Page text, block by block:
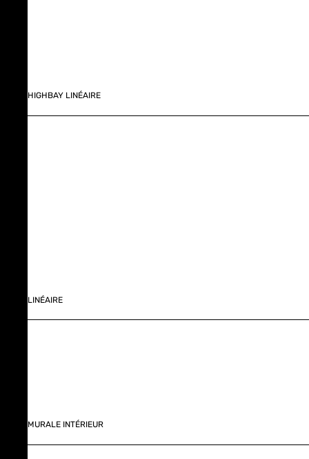
HIGHBAY LINÉAIRE
LINÉAIRE
MURALE INTÉRIEUR